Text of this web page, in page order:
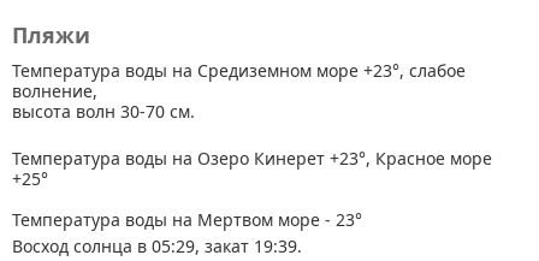
Пляжи
Температура воды на Средиземном море +23°, слабое
волнение,
высота волн 30-70 см.
Температура воды на Озеро Кинерет +23°, Красное море
+25°
Температура воды на Мертвом море - 23°
Восход солнца в 05:29, закат 19:39.